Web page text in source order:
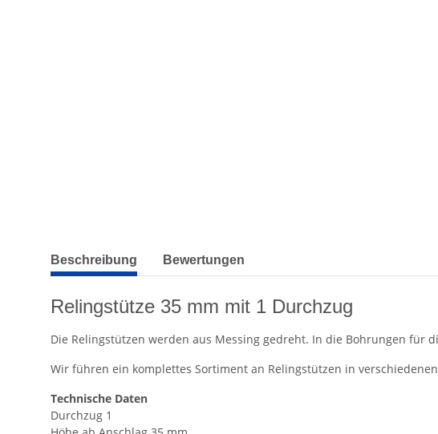
weitere Registerkarten anzeigen
Beschreibung Bewertungen
Relingstütze 35 mm mit 1 Durchzug
Die Relingstützen werden aus Messing gedreht. In die Bohrungen für
Wir führen ein komplettes Sortiment an Relingstützen in
Technische Daten
Durchzug 1